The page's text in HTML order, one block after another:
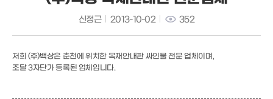
신정근 2013-10-02 352
저희 (주)백상은 춘천에 위치한 목재안내판 싸인물 전문 업체이며,
조달 3자단가 등록된 업체입니다.